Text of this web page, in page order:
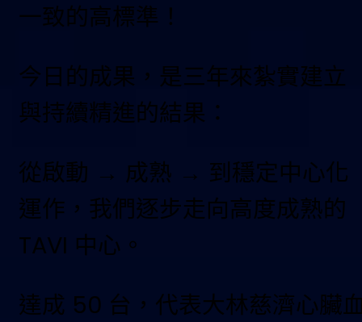
一致的高標準！
今日的成果，是三年來紮實建立
與持續精進的結果：
從啟動 → 成熟 → 到穩定中心化
運作，我們逐步走向高度成熟的
TAVI 中心。
達成 50 台，代表大林慈濟心臟